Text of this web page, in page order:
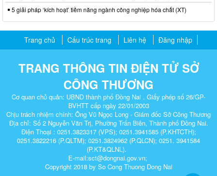
5 giải pháp ‘kích hoạt’ tiềm năng ngành công nghiệp hóa chất (XT)
Trang chủ Cấu trúc trang Liên hệ Đăng nhập
TRANG THÔNG TIN ĐIỆN TỬ SỞ
CÔNG THƯƠNG
Cơ quan chủ quản: UBND thành phố Đồng Nai . Giấy phép số 26/GP-
BVHTT cấp ngày 22/01/2003
Chịu trách nhiệm chính: Ông Vũ Ngọc Long - Giám đốc Sở Công Thương
Địa chỉ: Số 2 Nguyễn Văn Trị, Phường Trấn Biên, Thành phố Đồng Nai.
Điện Thoại : 0251.3823317 (VPS); 0251.3941585 (P.KHTCTH);
0251.3822216 (P.QLTM); 0251.3824962 (P.QLCN); 0251. 3941584
(P.KT&QLNL).
E-mail:sct@dongnai.gov.vn;
Copyright 2018 by So Cong Thuong Dong Nai​